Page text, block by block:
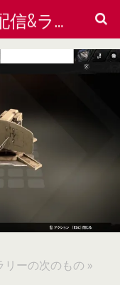
Lv99mishellのゲーム配信&ライン着せ替えで稼ぐ方法を検証する会
リーの次のもの »